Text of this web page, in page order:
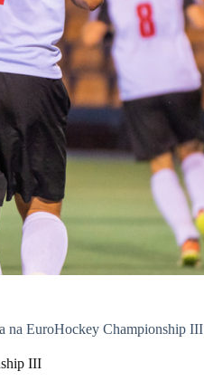
na EuroHockey Championship III
III